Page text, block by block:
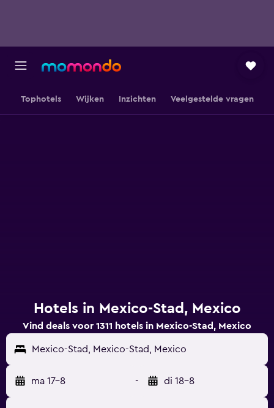
Tophotels Wijken Inzichten Veelgestelde vragen
Hotels in Mexico-Stad, Mexico
Vind deals voor 1311 hotels in Mexico-Stad, Mexico
Mexico-Stad, Mexico-Stad, Mexico
ma 17-8 - di 18-8